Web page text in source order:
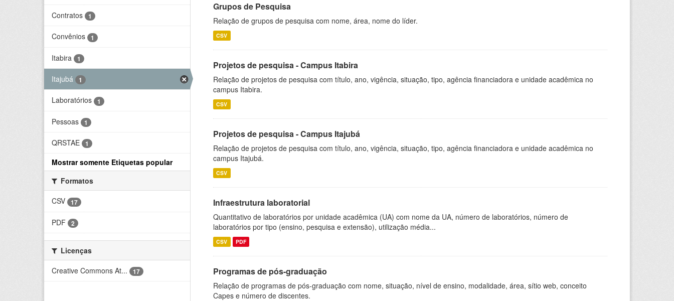
Contratos 1
Convênios 1
Itabira 1
Itajubá 1
Laboratórios 1
Pessoas 1
QRSTAE 1
Mostrar somente Etiquetas popular
Formatos
CSV
17
PDF 2
Licenças
Creative Commons At...
17
Grupos de Pesquisa
Relação de grupos de pesquisa com nome, área, nome do líder.
CSV
Projetos de pesquisa - Campus Itabira
Relação de projetos de pesquisa com título, ano, vigência, situação, tipo, agência financiadora e unidade acadêmica no
campus Itabira.
CSV
Projetos de pesquisa - Campus Itajubá
Relação de projetos de pesquisa com título, ano, vigência, situação, tipo, agência financiadora e unidade acadêmica no
campus Itajubá.
CSV
Infraestrutura laboratorial
Quantitativo de laboratórios por unidade acadêmica (UA) com nome da UA, número de laboratórios, número de
laboratórios por tipo (ensino, pesquisa e extensão), utilização média...
CSV PDF
Programas de pós-graduação
Relação de programas de pós-graduação com nome, situação, nível de ensino, modalidade, área, sítio web, conceito
Capes e número de discentes.